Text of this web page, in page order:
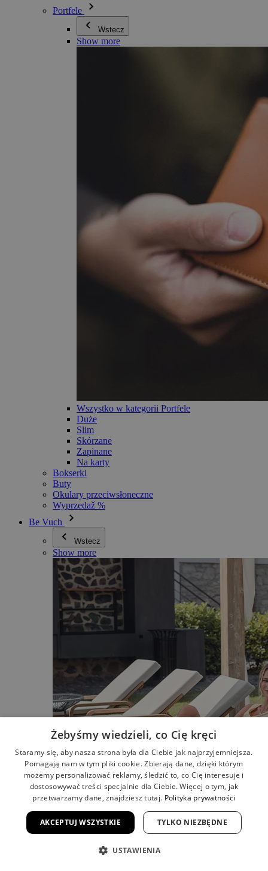
Portfele
Wstecz
Show more
Wszystko w kategorii Portfele
Duże
Slim
Skórzane
Zapinane
Na karty
Bokserki
Buty
Okulary przeciwsłoneczne
Wyprzedaž %
Be Vuch
Wstecz
Show more
Żebyśmy wiedzieli, co Cię kręci
Staramy się, aby nasza strona była dla Ciebie jak najprzyjemniejsza.
Pomagają nam w tym pliki cookie. Zbierają dane, dzięki którym
możemy personalizować reklamy, śledzić to, co Cię interesuje i
dostosowywać treści specjalnie dla Ciebie. Więcej o tym, jak
przetwarzamy dane, znajdziesz tutaj. Polityka prywatności
AKCEPTUJ WSZYSTKIE TYLKO NIEZBĘDNE
USTAWIENIA